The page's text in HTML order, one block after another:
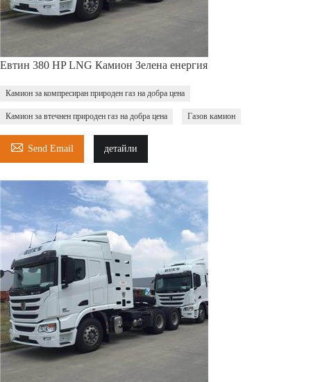
Евтин 380 HP LNG Камион Зелена енергия
Камион за компресиран природен газ на добра цена
Камион за втечнен природен газ на добра цена Газов камион
 Send Email детайли